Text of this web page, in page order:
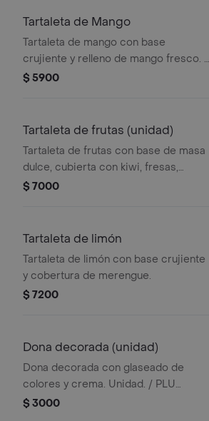
Tartaleta de Mango
Tartaleta de mango con base
crujiente y relleno de mango fresco. /
PLU 3516687
$ 5900
Tartaleta de frutas (unidad)
Tartaleta de frutas con base de masa
dulce, cubierta con kiwi, fresas,
arándanos y rodajas de durazno. PLU
$ 7000
Tartaleta de limón
Tartaleta de limón con base crujiente
y cobertura de merengue.
$ 7200
Dona decorada (unidad)
Dona decorada con glaseado de
colores y crema. Unidad. / PLU
1763059
$ 3000